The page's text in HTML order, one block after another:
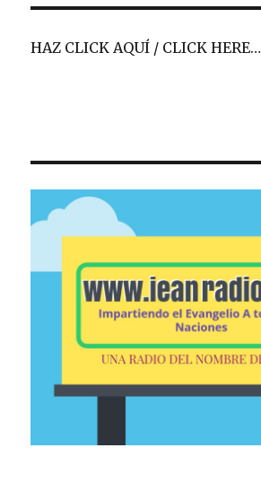
HAZ CLICK AQUÍ / CLICK HERE…